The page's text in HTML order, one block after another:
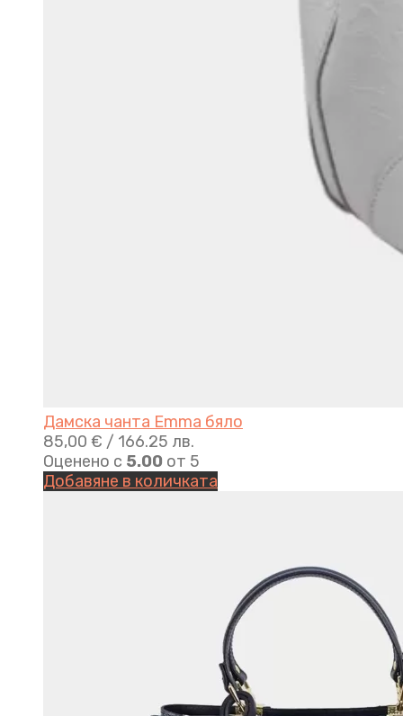
Дамска чанта Emma бяло
85,00 € / 166.25 лв.
Оценено с 5.00 от 5
Добавяне в количката